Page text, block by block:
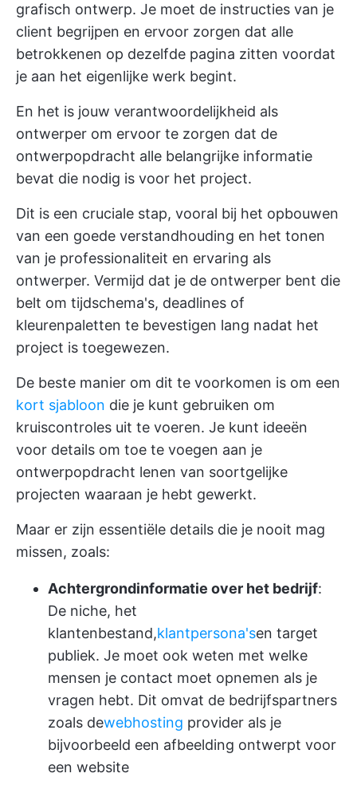
grafisch ontwerp. Je moet de instructies van je
client begrijpen en ervoor zorgen dat alle
betrokkenen op dezelfde pagina zitten voordat
je aan het eigenlijke werk begint.
En het is jouw verantwoordelijkheid als
ontwerper om ervoor te zorgen dat de
ontwerpopdracht alle belangrijke informatie
bevat die nodig is voor het project.
Dit is een cruciale stap, vooral bij het opbouwen
van een goede verstandhouding en het tonen
van je professionaliteit en ervaring als
ontwerper. Vermijd dat je de ontwerper bent die
belt om tijdschema's, deadlines of
kleurenpaletten te bevestigen lang nadat het
project is toegewezen.
De beste manier om dit te voorkomen is om een
kort sjabloon die je kunt gebruiken om
kruiscontroles uit te voeren. Je kunt ideeën
voor details om toe te voegen aan je
ontwerpopdracht lenen van soortgelijke
projecten waaraan je hebt gewerkt.
Maar er zijn essentiële details die je nooit mag
missen, zoals:
Achtergrondinformatie over het bedrijf:
De niche, het
klantenbestand,klantpersona'sen target
publiek. Je moet ook weten met welke
mensen je contact moet opnemen als je
vragen hebt. Dit omvat de bedrijfspartners
zoals dewebhosting provider als je
bijvoorbeeld een afbeelding ontwerpt voor
een website